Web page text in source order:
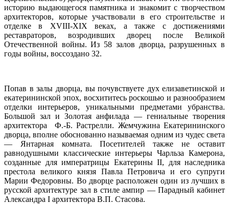
историю выдающегося памятника и знакомит с творчеством
архитекторов, которые участвовали в его строительстве и
отделке в XVIII-XIX веках, а также с достижениями
реставраторов, возродивших дворец после Великой
Отечественной войны. Из 58 залов дворца, разрушенных в
годы войны, воссоздано 32.
Попав в залы дворца, вы почувствуете дух елизаветинской и
екатерининской эпох, восхититесь роскошью и разнообразием
отделки интерьеров, уникальными предметами убранства.
Большой зал и Золотая анфилада — гениальные творения
архитектора Ф.-Б. Растрелли. Жемчужина Екатерининского
дворца, вполне обоснованно называемая одним из чудес света
— Янтарная комната. Посетителей также не оставит
равнодушными классические интерьеры Чарльза Камерона,
созданные для императрицы Екатерины II, для наследника
престола великого князя Павла Петровича и его супруги
Марии Федоровны. Во дворце расположен один из лучших в
русской архитектуре зал в стиле ампир — Парадный кабинет
Александра I архитектора В.П. Стасова.